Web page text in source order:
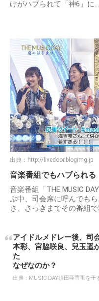
けがハブられて「神6」に
出典： http://livedoor.blogimg.jp
音楽番組でもハブられる
音楽番組「THE MUSIC
ぶ中、司会席に呼んでもら
さ、さっきまでその番組
アイドルメドレー後、司
本彩、宮脇咲良、兒玉遥
た
なぜなのか？
出典： MUSIC DAY須田亜香里を干